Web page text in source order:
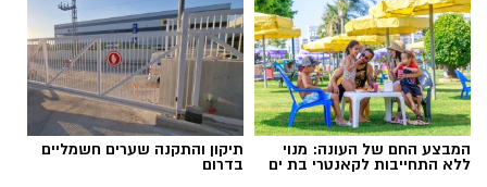
המבצע החם של העונה: מנוי
ללא התחייבות לקאנטרי בת ים
תיקון והתקנה שערים חשמליים
בדרום